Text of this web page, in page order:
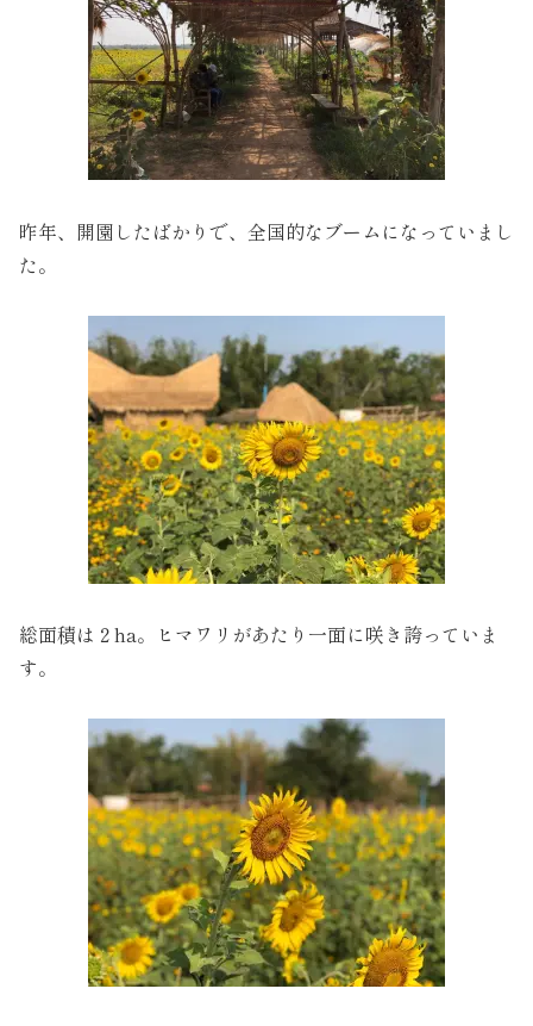
昨年、開園したばかりで、全国的なブームになっていまし
た。
総面積は２ha。ヒマワリがあたり一面に咲き誇っていま
す。